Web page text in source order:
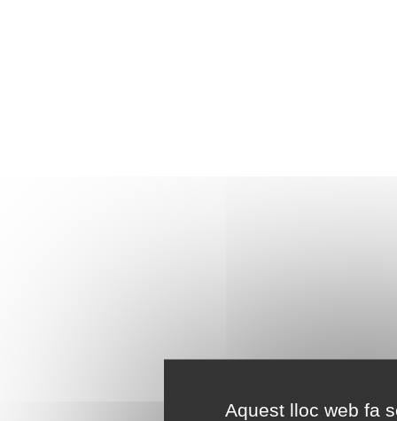
Aquest lloc web fa